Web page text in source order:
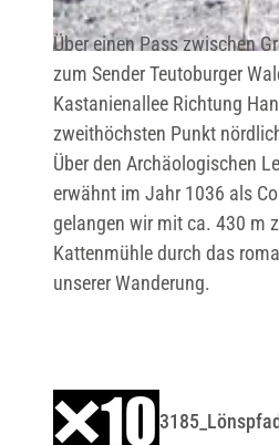
Über einen Pass zwischen
zum Sender Teutoburger
Kastanienallee Richtung
zweithöchsten Punkt
Über den Archäologischen
erwähnt im Jahr 1036 als
gelangen wir mit ca. 430 m
Kattenmühle durch das
unserer Wanderung.